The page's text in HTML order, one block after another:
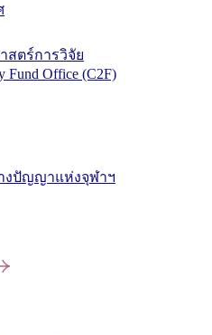
ตร์การวิจัย
Fund Office (C2F)
งปัญญาแห่งจุฬาฯ